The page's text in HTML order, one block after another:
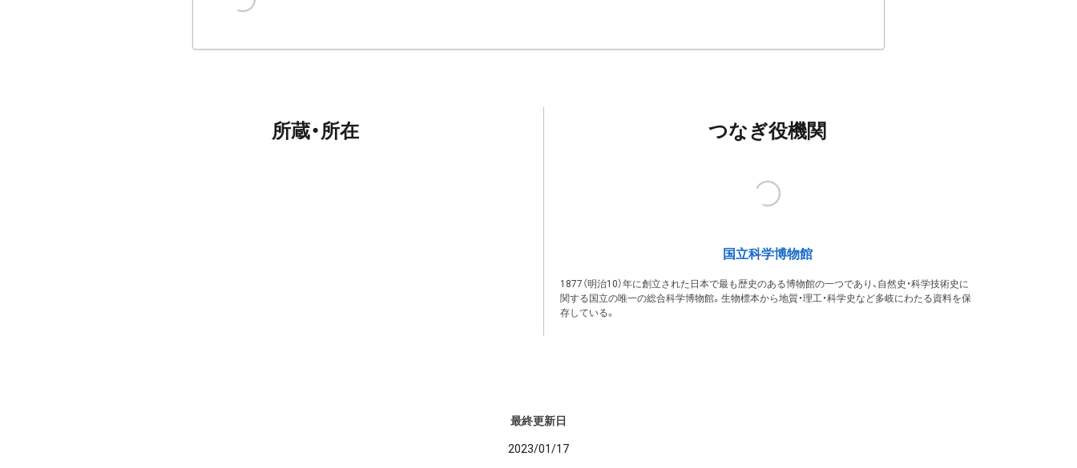
所蔵・所在 つなぎ役機関
国立科学博物館
1877（明治10）年に創立された日本で最も歴史のある博物館の一つであり、自然史・科学技術史に
関する国立の唯一の総合科学博物館。生物標本から地質・理工・科学史など多岐にわたる資料を保
存している。
最終更新日
2023/01/17